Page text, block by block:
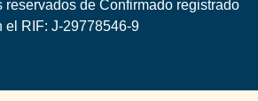
reservados de Confirmado registrado
el RIF: J-29778546-9